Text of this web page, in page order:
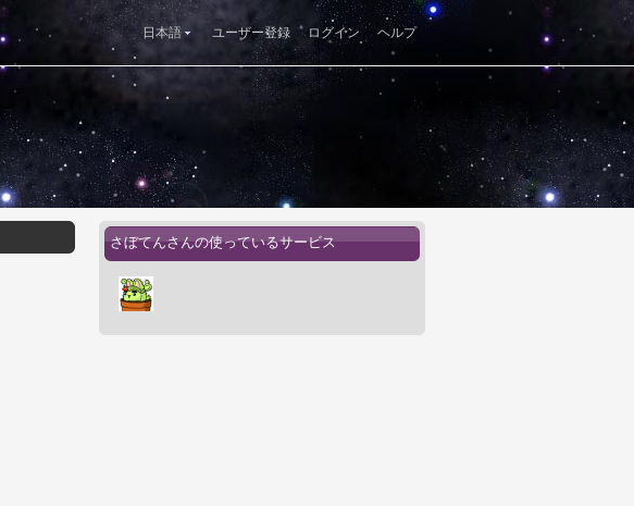
日本語 ユーザー登録 ログイン ヘルプ
さぼてんさんの使っているサービス